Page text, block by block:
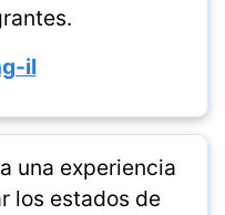
il
una experiencia
los estados de